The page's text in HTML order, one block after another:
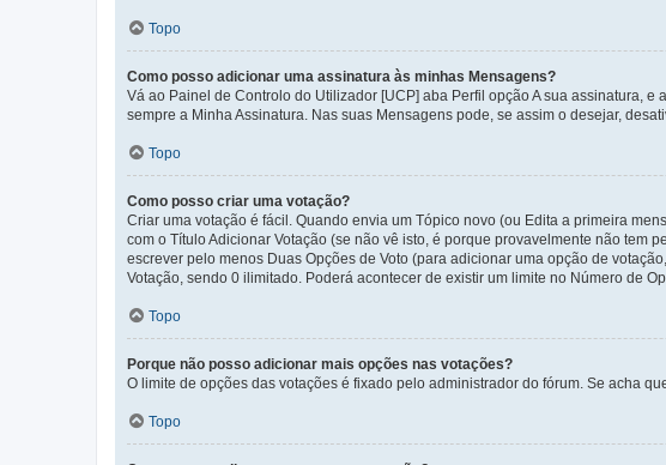
Topo
Como posso adicionar uma assinatura às minhas Mensagens?
Vá ao Painel de Controlo do Utilizador [UCP] aba Perfil opção A sua assinatura,
sempre a Minha Assinatura. Nas suas Mensagens pode, se assim o desejar,
Topo
Como posso criar uma votação?
Criar uma votação é fácil. Quando envia um Tópico novo (ou Edita a primeira
com o Título Adicionar Votação (se não vê isto, é porque provavelmente não tem
escrever pelo menos Duas Opções de Voto (para adicionar uma opção de
Votação, sendo 0 ilimitado. Poderá acontecer de existir um limite no Número de
Topo
Porque não posso adicionar mais opções nas votações?
O limite de opções das votações é fixado pelo administrador do fórum. Se acha
Topo